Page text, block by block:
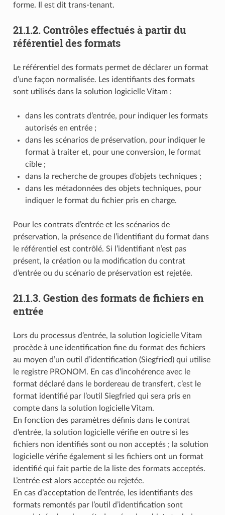
forme. Il est dit trans-tenant.
21.1.2. Contrôles effectués à partir du
référentiel des formats
Le référentiel des formats permet de déclarer un format
d’une façon normalisée. Les identifiants des formats
sont utilisés dans la solution logicielle Vitam :
dans les contrats d’entrée, pour indiquer les formats
autorisés en entrée ;
dans les scénarios de préservation, pour indiquer le
format à traiter et, pour une conversion, le format
cible ;
dans la recherche de groupes d’objets techniques ;
dans les métadonnées des objets techniques, pour
indiquer le format du fichier pris en charge.
Pour les contrats d’entrée et les scénarios de
préservation, la présence de l’identifiant du format dans
le référentiel est contrôlé. Si l’identifiant n’est pas
présent, la création ou la modification du contrat
d’entrée ou du scénario de préservation est rejetée.
21.1.3. Gestion des formats de fichiers en
entrée
Lors du processus d’entrée, la solution logicielle Vitam
procède à une identification fine du format des fichiers
au moyen d’un outil d’identification (Siegfried) qui utilise
le registre PRONOM. En cas d’incohérence avec le
format déclaré dans le bordereau de transfert, c’est le
format identifié par l’outil Siegfried qui sera pris en
compte dans la solution logicielle Vitam.
En fonction des paramètres définis dans le contrat
d’entrée, la solution logicielle vérifie en outre si les
fichiers non identifiés sont ou non acceptés ; la solution
logicielle vérifie également si les fichiers ont un format
identifié qui fait partie de la liste des formats acceptés.
L’entrée est alors acceptée ou rejetée.
En cas d’acceptation de l’entrée, les identifiants des
formats remontés par l’outil d’identification sont